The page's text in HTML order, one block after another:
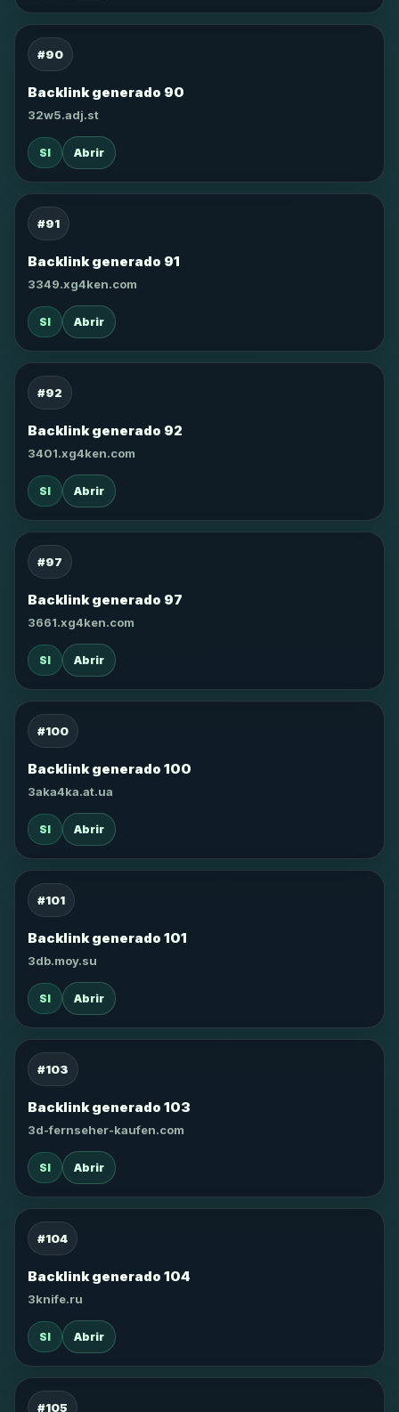
#90
Backlink generado 90
32w5.adj.st
SI Abrir
#91
Backlink generado 91
3349.xg4ken.com
SI Abrir
#92
Backlink generado 92
3401.xg4ken.com
SI Abrir
#97
Backlink generado 97
3661.xg4ken.com
SI Abrir
#100
Backlink generado 100
3aka4ka.at.ua
SI Abrir
#101
Backlink generado 101
3db.moy.su
SI Abrir
#103
Backlink generado 103
3d-fernseher-kaufen.com
SI Abrir
#104
Backlink generado 104
3knife.ru
SI Abrir
#105